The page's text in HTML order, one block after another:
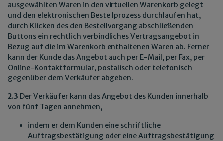
ausgewählten Waren in den virtuellen Warenkorb gelegt
und den elektronischen Bestellprozess durchlaufen hat,
durch Klicken des den Bestellvorgang abschließenden
Buttons ein rechtlich verbindliches Vertragsangebot in
Bezug auf die im Warenkorb enthaltenen Waren ab. Ferner
kann der Kunde das Angebot auch per E-Mail, per Fax, per
Online-Kontaktformular, postalisch oder telefonisch
gegenüber dem Verkäufer abgeben.
2.3 Der Verkäufer kann das Angebot des Kunden innerhalb
von fünf Tagen annehmen,
indem er dem Kunden eine schriftliche
Auftragsbestätigung oder eine Auftragsbestätigung